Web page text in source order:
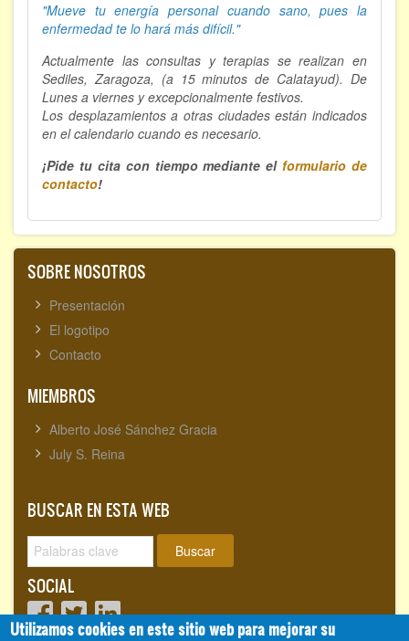
"Mueve tu energía personal cuando sano, pues la
enfermedad te lo hará más difícil."
Actualmente las consultas y terapias se realizan en
Sediles, Zaragoza, (a 15 minutos de Calatayud). De
Lunes a viernes y excepcionalmente festivos.
Los desplazamientos a otras ciudades están indicados
en el calendario cuando es necesario.
¡Pide tu cita con tiempo mediante elformulario de
contacto!
SOBRE NOSOTROS
Presentación
El logotipo
Contacto
MIEMBROS
Alberto José Sánchez Gracia
July S. Reina
BUSCAR EN ESTA WEB
Buscar
SOCIAL
Utilizamos cookies en este sitio web para mejorar su